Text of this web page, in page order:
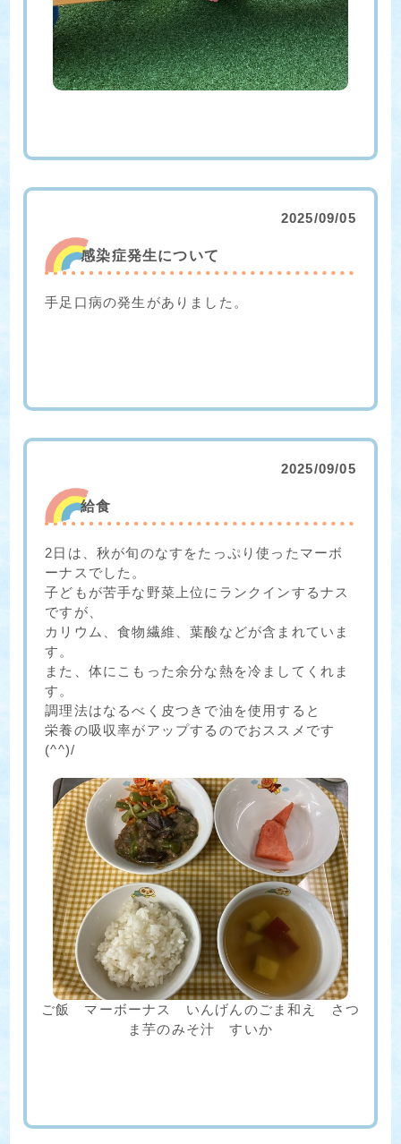
2025/09/05
感染症発生について
手足口病の発生がありました。
2025/09/05
給食
2日は、秋が旬のなすをたっぷり使ったマーボ
ーナスでした。
子どもが苦手な野菜上位にランクインするナス
ですが、
カリウム、食物繊維、葉酸などが含まれていま
す。
また、体にこもった余分な熱を冷ましてくれま
す。
調理法はなるべく皮つきで油を使用すると
栄養の吸収率がアップするのでおススメです
(^^)/
ご飯 マーボーナス いんげんのごま和え さつ
ま芋のみそ汁 すいか